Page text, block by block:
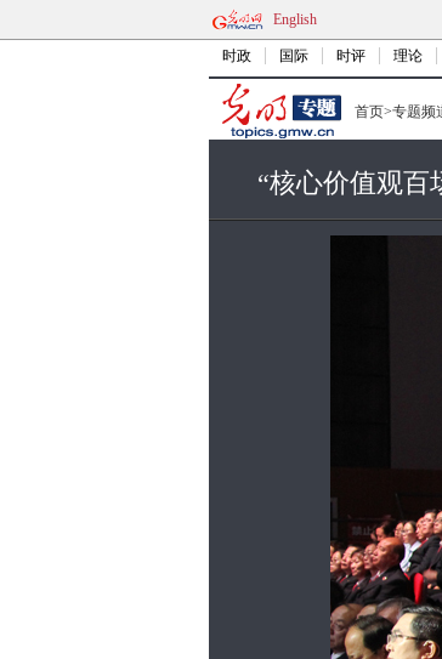
English
时政 国际 时评 理论
首页>专题频
“核心价值观百